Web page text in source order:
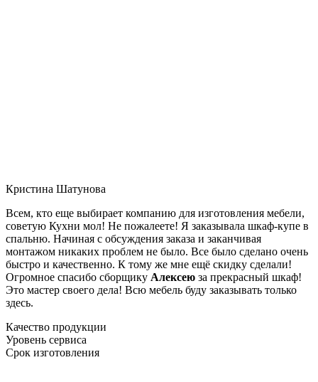
Кристина Шатунова
Всем, кто еще выбирает компанию для изготовления мебели,
советую Кухни мол! Не пожалеете! Я заказывала шкаф-купе в
спальню. Начиная с обсуждения заказа и заканчивая
монтажом никаких проблем не было. Все было сделано очень
быстро и качественно. К тому же мне ещё скидку сделали!
Огромное спасибо сборщику Алексею за прекрасный шкаф!
Это мастер своего дела! Всю мебель буду заказывать только
здесь.
Качество продукции
Уровень сервиса
Срок изготовления